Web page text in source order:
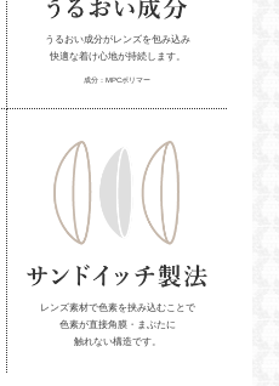
うるおい成分がレンズを包み込み
快適な着け心地が持続します。
成分：MPCポリマー
レンズ素材で色素を挟み込むことで
色素が直接角膜・まぶたに
触れない構造です。